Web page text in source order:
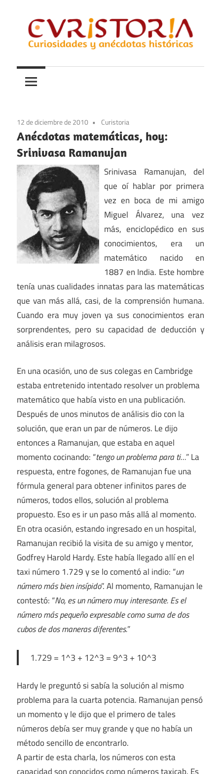
contenido
Curistoria
y
anécdotas
historia
12 de diciembre de 2010 Curistoria
Anécdotas matemáticas, hoy:
Srinivasa Ramanujan
Srinivasa Ramanujan, del
que oí hablar por primera
vez en boca de mi amigo
Miguel Álvarez, una vez
más, enciclopédico en sus
conocimientos, era un
matemático nacido en
1887 en India. Este hombre
tenía unas cualidades innatas para las matemáticas
que van más allá, casi, de la comprensión humana.
Cuando era muy joven ya sus conocimientos eran
sorprendentes, pero su capacidad de deducción y
análisis eran milagrosos.
En una ocasión, uno de sus colegas en Cambridge
estaba entretenido intentado resolver un problema
matemático que había visto en una publicación.
Después de unos minutos de análisis dio con la
solución, que eran un par de números. Le dijo
entonces a Ramanujan, que estaba en aquel
momento cocinando: “tengo un problema para ti…” La
respuesta, entre fogones, de Ramanujan fue una
fórmula general para obtener infinitos pares de
números, todos ellos, solución al problema
propuesto. Eso es ir un paso más allá al momento.
En otra ocasión, estando ingresado en un hospital,
Ramanujan recibió la visita de su amigo y mentor,
Godfrey Harold Hardy. Este había llegado allí en el
taxi número 1.729 y se lo comentó al indio: “un
número más bien insípido”. Al momento, Ramanujan le
contestó: “No, es un número muy interesante. Es el
número más pequeño expresable como suma de dos
cubos de dos maneras diferentes.”
1.729 = 1^3 + 12^3 = 9^3 + 10^3
Hardy le preguntó si sabía la solución al mismo
problema para la cuarta potencia. Ramanujan pensó
un momento y le dijo que el primero de tales
números debía ser muy grande y que no había un
método sencillo de encontrarlo.
A partir de esta charla, los números con esta